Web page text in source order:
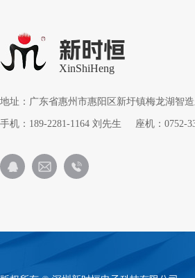
新时恒
XinShiHeng
地址：广东省惠州市惠阳区新圩镇梅龙湖智
手机：189-2281-1164 刘先生 座机：0752-